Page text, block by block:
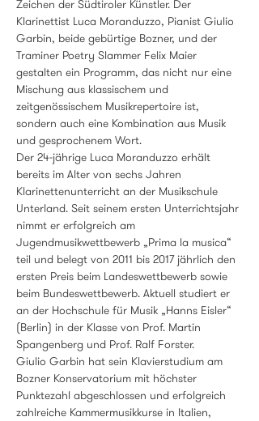
Zeichen der Südtiroler Künstler. Der
Klarinettist Luca Moranduzzo, Pianist Giulio
Garbin, beide gebürtige Bozner, und der
Traminer Poetry Slammer Felix Maier
gestalten ein Programm, das nicht nur eine
Mischung aus klassischem und
zeitgenössischem Musikrepertoire ist,
sondern auch eine Kombination aus Musik
und gesprochenem Wort.
Der 24-jährige Luca Moranduzzo erhält
bereits im Alter von sechs Jahren
Klarinettenunterricht an der Musikschule
Unterland. Seit seinem ersten Unterrichtsjahr
nimmt er erfolgreich am
Jugendmusikwettbewerb „Prima la musica“
teil und belegt von 2011 bis 2017 jährlich den
ersten Preis beim Landeswettbewerb sowie
beim Bundeswettbewerb. Aktuell studiert er
an der Hochschule für Musik „Hanns Eisler“
(Berlin) in der Klasse von Prof. Martin
Spangenberg und Prof. Ralf Forster.
Giulio Garbin hat sein Klavierstudium am
Bozner Konservatorium mit höchster
Punktezahl abgeschlossen und erfolgreich
zahlreiche Kammermusikkurse in Italien,